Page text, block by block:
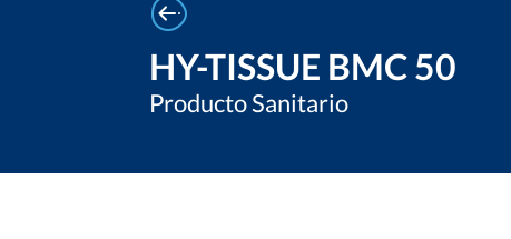
Producto Sanitario
HY-TISSUE BMC 50